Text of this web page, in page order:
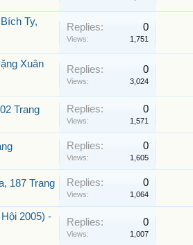
Ty,
Replies: 0
Views: 1,751
Xuân
Replies: 0
Views: 3,024
Trang Replies: 0
Views: 1,571
Replies: 0
Views: 1,605
187 Trang Replies: 0
Views: 1,064
2005) -
Replies: 0
Views: 1,007